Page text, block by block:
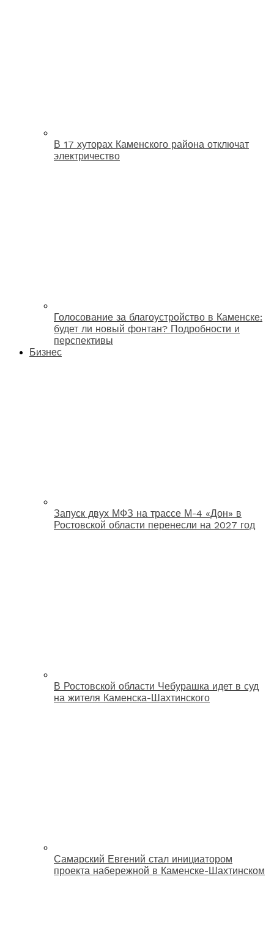
В 17 хуторах Каменского района отключат
электричество
Голосование за благоустройство в Каменске:
будет ли новый фонтан? Подробности и
перспективы
Бизнес
Запуск двух МФЗ на трассе М-4 «Дон» в
Ростовской области перенесли на 2027 год
В Ростовской области Чебурашка идет в суд
на жителя Каменска-Шахтинского
Самарский Евгений стал инициатором
проекта набережной в Каменске-Шахтинском